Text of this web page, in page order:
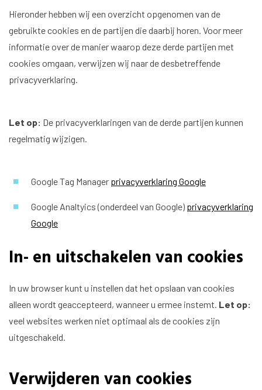
Hieronder hebben wij een overzicht opgenomen van de
gebruikte cookies en de partijen die daarbij horen. Voor meer
informatie over de manier waarop deze derde partijen met
cookies omgaan, verwijzen wij naar de desbetreffende
privacyverklaring.
Let op: De privacyverklaringen van de derde partijen kunnen
regelmatig wijzigen.
Google Tag Manager privacyverklaring Google
Google Analtyics (onderdeel van Google) privacyverklaring
Google
In- en uitschakelen van cookies
In uw browser kunt u instellen dat het opslaan van cookies
alleen wordt geaccepteerd, wanneer u ermee instemt. Let op:
veel websites werken niet optimaal als de cookies zijn
uitgeschakeld.
Verwijderen van cookies